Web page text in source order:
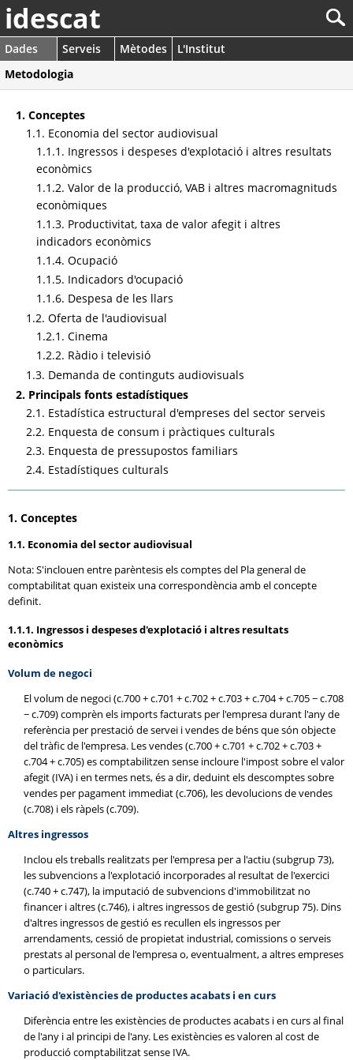
idescat
Dades Serveis Mètodes
L'Institut
Metodologia
1. Conceptes
1.1. Economia del sector audiovisual
1.1.1. Ingressos i despeses d'explotació i altres resultats
econòmics
1.1.2. Valor de la producció, VAB i altres macromagnituds
econòmiques
1.1.3. Productivitat, taxa de valor afegit i altres
indicadors econòmics
1.1.4. Ocupació
1.1.5. Indicadors d'ocupació
1.1.6. Despesa de les llars
1.2. Oferta de l'audiovisual
1.2.1. Cinema
1.2.2. Ràdio i televisió
1.3. Demanda de continguts audiovisuals
2. Principals fonts estadístiques
2.1. Estadística estructural d'empreses del sector serveis
2.2. Enquesta de consum i pràctiques culturals
2.3. Enquesta de pressupostos familiars
2.4. Estadístiques culturals
1. Conceptes
1.1. Economia del sector audiovisual
Nota: S'inclouen entre parèntesis els comptes del Pla general de
comptabilitat quan existeix una correspondència amb el concepte
definit.
1.1.1. Ingressos i despeses d'explotació i altres resultats
econòmics
Volum de negoci
El volum de negoci (c.700 + c.701 + c.702 + c.703 + c.704 + c.705 − c.708
− c.709) comprèn els imports facturats per l'empresa durant l'any de
referència per prestació de servei i vendes de béns que són objecte
del tràfic de l'empresa. Les vendes (c.700 + c.701 + c.702 + c.703 +
c.704 + c.705) es comptabilitzen sense incloure l'impost sobre el valor
afegit (IVA) i en termes nets, és a dir, deduint els descomptes sobre
vendes per pagament immediat (c.706), les devolucions de vendes
(c.708) i els ràpels (c.709).
Altres ingressos
Inclou els treballs realitzats per l'empresa per a l'actiu (subgrup 73),
les subvencions a l'explotació incorporades al resultat de l'exercici
(c.740 + c.747), la imputació de subvencions d'immobilitzat no
financer i altres (c.746), i altres ingressos de gestió (subgrup 75). Dins
d'altres ingressos de gestió es recullen els ingressos per
arrendaments, cessió de propietat industrial, comissions o serveis
prestats al personal de l'empresa o, eventualment, a altres empreses
o particulars.
Variació d'existències de productes acabats i en curs
Diferència entre les existències de productes acabats i en curs al final
de l'any i al principi de l'any. Les existències es valoren al cost de
producció comptabilitzat sense IVA.